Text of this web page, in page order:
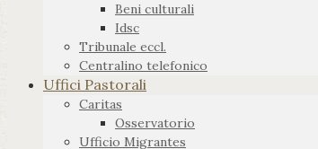
Beni culturali
Idsc
Tribunale eccl.
Centralino telefonico
Uffici Pastorali
Caritas
Osservatorio
Ufficio Migrantes